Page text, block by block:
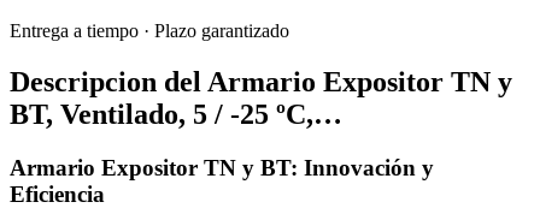
Entrega a tiempo · Plazo garantizado
Descripcion del Armario Expositor TN y
BT, Ventilado, 5 / -25 ºC,…
Armario Expositor TN y BT: Innovación y
Eficiencia